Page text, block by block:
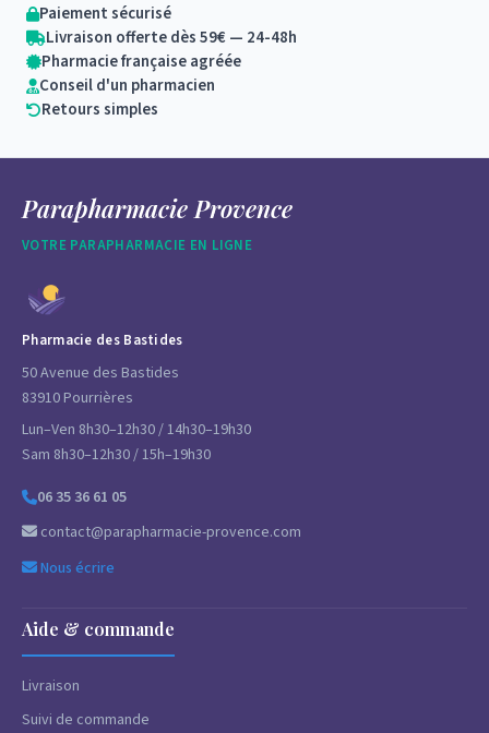
Paiement sécurisé
Livraison offerte dès 59€ — 24-48h
Pharmacie française agréée
Conseil d'un pharmacien
Retours simples
Parapharmacie Provence
VOTRE PARAPHARMACIE EN LIGNE
Pharmacie des Bastides
50 Avenue des Bastides
83910 Pourrières
Lun–Ven 8h30–12h30 / 14h30–19h30
Sam 8h30–12h30 / 15h–19h30
06 35 36 61 05
contact@parapharmacie-provence.com
Nous écrire
Aide & commande
Livraison
Suivi de commande